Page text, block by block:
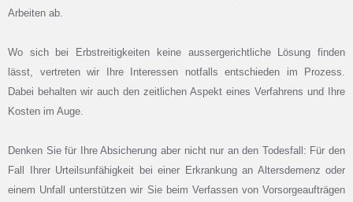
Arbeiten ab.
Wo sich bei Erbstreitigkeiten keine aussergerichtliche Lösung finden
lässt, vertreten wir Ihre Interessen notfalls entschieden im Prozess.
Dabei behalten wir auch den zeitlichen Aspekt eines Verfahrens und Ihre
Kosten im Auge.
Denken Sie für Ihre Absicherung aber nicht nur an den Todesfall: Für den
Fall Ihrer Urteilsunfähigkeit bei einer Erkrankung an Altersdemenz oder
einem Unfall unterstützen wir Sie beim Verfassen von Vorsorgeaufträgen